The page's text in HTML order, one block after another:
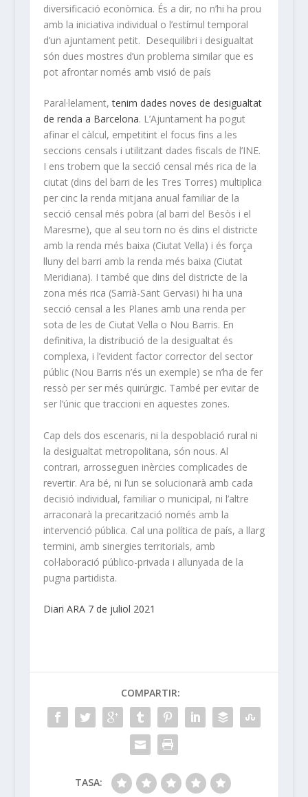
diversificació econòmica. És a dir, no n’hi ha prou
amb la iniciativa individual o l’estímul temporal
d’un ajuntament petit. Desequilibri i desigualtat
són dues mostres d’un problema similar que es
pot afrontar només amb visió de país
Paral·lelament,tenim dades noves de desigualtat
de renda a Barcelona. L’Ajuntament ha pogut
afinar el càlcul, empetitint el focus fins a les
seccions censals i utilitzant dades fiscals de l’INE.
I ens trobem que la secció censal més rica de la
ciutat (dins del barri de les Tres Torres) multiplica
per cinc la renda mitjana anual familiar de la
secció censal més pobra (al barri del Besòs i el
Maresme), que al seu torn no és dins el districte
amb la renda més baixa (Ciutat Vella) i és força
lluny del barri amb la renda més baixa (Ciutat
Meridiana). I també que dins del districte de la
zona més rica (Sarrià-Sant Gervasi) hi ha una
secció censal a les Planes amb una renda per
sota de les de Ciutat Vella o Nou Barris. En
definitiva, la distribució de la desigualtat és
complexa, i l’evident factor corrector del sector
públic (Nou Barris n’és un exemple) se n’ha de fer
ressò per ser més quirúrgic. També per evitar de
ser l’únic que traccioni en aquestes zones.
Cap dels dos escenaris, ni la despoblació rural ni
la desigualtat metropolitana, són nous. Al
contrari, arrosseguen inèrcies complicades de
revertir. Ara bé, ni l’un se solucionarà amb cada
decisió individual, familiar o municipal, ni l’altre
arraconarà la precarització només amb la
intervenció pública. Cal una política de país, a llarg
termini, amb sinergies territorials, amb
col·laboració público-privada i allunyada de la
pugna partidista.
Diari ARA 7 de juliol 2021
COMPARTIR:
TASA: